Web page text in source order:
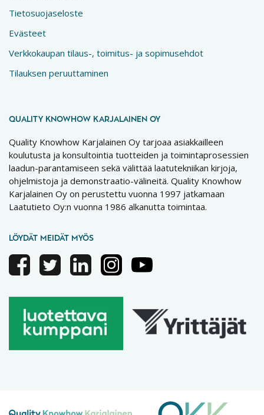
Tietosuojaseloste
Evästeet
Verkkokaupan tilaus-, toimitus- ja sopimusehdot
Tilauksen peruuttaminen
QUALITY KNOWHOW KARJALAINEN OY
Quality Knowhow Karjalainen Oy tarjoaa asiakkailleen
koulutusta ja konsultointia tuotteiden ja toimintaprosessien
laadun-parantamiseen sekä välittää laatutekniikan kirjoja,
ohjelmistoja ja demonstraatio-välineitä. Quality Knowhow
Karjalainen Oy on perustettu vuonna 1997 jatkamaan
Laatutieto Oy:n vuonna 1986 alkanutta toimintaa.
LÖYDÄT MEIDÄT MYÖS
FacebookTwitter LinkedinInstagramYoutube